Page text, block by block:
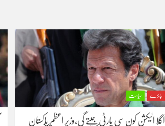
جائزے سیاست
اگلا الیکشن کون سی پارٹی جیتے گی،وزیر اعظم پاکستان